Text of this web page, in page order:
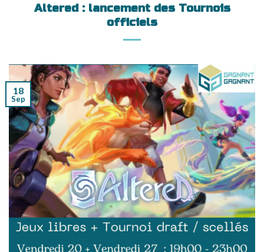
Altered : lancement des Tournois
officiels
18
Sep